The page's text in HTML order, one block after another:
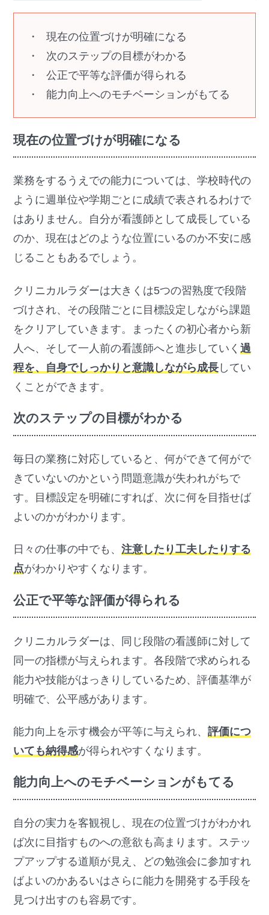
現在の位置づけが明確になる
次のステップの目標がわかる
公正で平等な評価が得られる
能力向上へのモチベーションがもてる
現在の位置づけが明確になる
業務をするうえでの能力については、学校時代の
ように週単位や学期ごとに成績で表されるわけで
はありません。自分が看護師として成長している
のか、現在はどのような位置にいるのか不安に感
じることもあるでしょう。
クリニカルラダーは大きくは5つの習熟度で段階
づけされ、その段階ごとに目標設定しながら課題
をクリアしていきます。まったくの初心者から新
人へ、そして一人前の看護師へと進歩していく過
程を、自身でしっかりと意識しながら成長 してい
くことができます。
次のステップの目標がわかる
毎日の業務に対応していると、何ができて何がで
きていないのかという問題意識が失われがちで
す。目標設定を明確にすれば、次に何を目指せば
よいのかがわかります。
日々の仕事の中でも、注意したり工夫したりする
点がわかりやすくなります。
公正で平等な評価が得られる
クリニカルラダーは、同じ段階の看護師に対して
同一の指標が与えられます。各段階で求められる
能力や技能がはっきりしているため、評価基準が
明確で、公平感があります。
能力向上を示す機会が平等に与えられ、評価につ
いても納得感が得られやすくなります。
能力向上へのモチベーションがもてる
自分の実力を客観視し、現在の位置づけがわかれ
ば次に目指すものへの意欲も高まります。ステッ
プアップする道順が見え、どの勉強会に参加すれ
ばよいのかあるいはさらに能力を開発する手段を
見つけ出すのも容易です。